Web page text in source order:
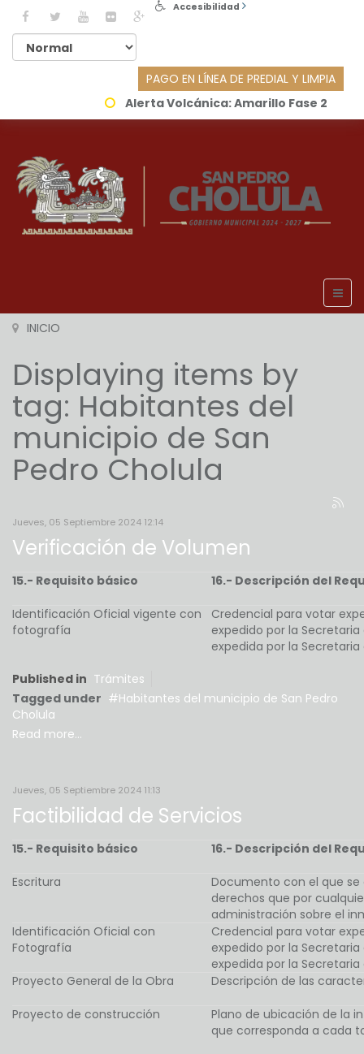
Accesibilidad
PAGO EN LÍNEA DE PREDIAL Y LIMPIA
Alerta Volcánica:Amarillo Fase 2
INICIO
Displaying items by
tag: Habitantes del
municipio de San
Pedro Cholula
Jueves, 05 Septiembre 2024 12:14
Verificación de Volumen
15.- Requisito básico 16.- Descripción del
Identificación Oficial vigente con
fotografía
Credencial para votar
expedido por la Secretaria
expedida por la
Published in Trámites
Tagged under
Habitantes del municipio de San Pedro
Cholula
Read more...
Jueves, 05 Septiembre 2024 11:13
Factibilidad de Servicios
15.- Requisito básico 16.- Descripción del
Escritura
Documento con el que
derechos que por
administración sobre el
Identificación Oficial con
Fotografía
Credencial para votar
expedido por la Secretaria
expedida por la
Proyecto General de la Obra
Descripción de las
Proyecto de construcción
Plano de ubicación de la
que corresponda a cada